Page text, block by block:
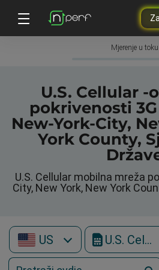
Mjerenje u toku
U.S. Cellular -
pokrivenosti 3G
New-York-City,
York County,
U.S. Cellular mobilna mreža
City, New York, New York
US U.S. Cellular